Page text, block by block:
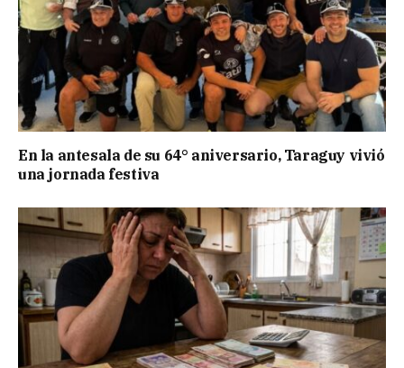
En la antesala de su 64° aniversario, Taraguy vivió
una jornada festiva